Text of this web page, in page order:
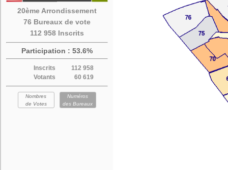
20ème Arrondissement
76 Bureaux de vote
112 958 Inscrits
Participation : 53.6%
Inscrits
112 958
Votants
60 619
Nombres
de Votes
Numéros
des Bureaux